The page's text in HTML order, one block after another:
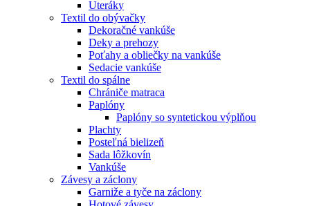
Uteráky
Textil do obývačky
Dekoračné vankúše
Deky a prehozy
Poťahy a obliečky na vankúše
Sedacie vankúše
Textil do spálne
Chrániče matraca
Paplóny
Paplóny so syntetickou výplňou
Plachty
Posteľná bielizeň
Sada lôžkovín
Vankúše
Závesy a záclony
Garniže a tyče na záclony